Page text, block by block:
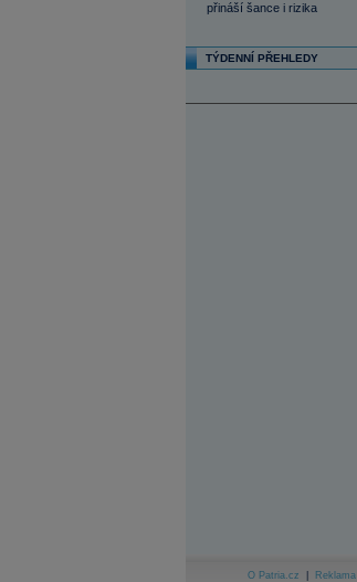
přináší šance i rizika
TÝDENNÍ PŘEHLEDY
O Patria.cz Reklama